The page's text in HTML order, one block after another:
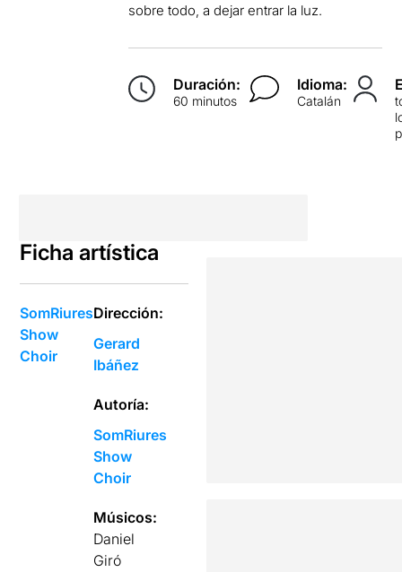
sobre todo, a dejar entrar la luz.
Duración:
60 minutos
Idioma:
Catalán
Ficha artística
SomRiures
Show
Choir
Dirección:
Gerard
Ibáñez
Autoría:
SomRiures
Show
Choir
Músicos:
Daniel
Giró